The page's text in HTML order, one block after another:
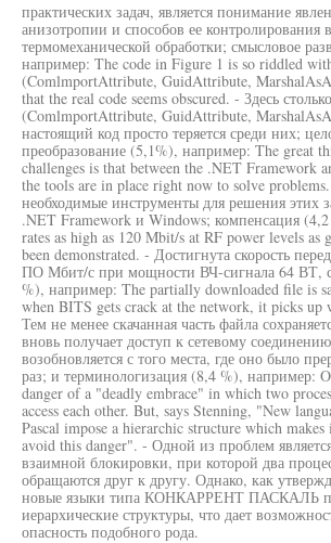
практических задач, является понимание
анизотропии и способов ее контролирования
термомеханической обработки; смысловое
например: The code in Figure 1 is so riddled
(ComlmportAttribute, GuidAttribute,
that the real code seems obscured. - Здесь
(ComlmportAttribute, GuidAttribute,
настоящий код просто теряется среди них;
преобразование (5,1%), например: The great
challenges is that between the .NET Framework
the tools are in place right now to solve
необходимые инструменты для решения этих
.NET Framework и Windows; компенсация
rates as high as 120 Mbit/s at RF power levels as
been demonstrated. - Достигнута скорость
ПО Мбит/с при мощности ВЧ-сигнала 64 ВТ,
%), например: The partially downloaded file is
when BITS gets crack at the network, it picks up
Тем не менее скачанная часть файла
вновь получает доступ к сетевому
возобновляется с того места, где оно было
раз; и терминологизация (8,4 %), например:
danger of a "deadly embrace" in which two
access each other. But, says Stenning, "New
Pascal impose a hierarchic structure which
avoid this danger". - Одной из проблем
взаимной блокировки, при которой два
обращаются друг к другу. Однако, как
новые языки типа КОНКАРРЕНТ ПАСКАЛЬ
иерархические структуры, что дает
опасность подобного рода.